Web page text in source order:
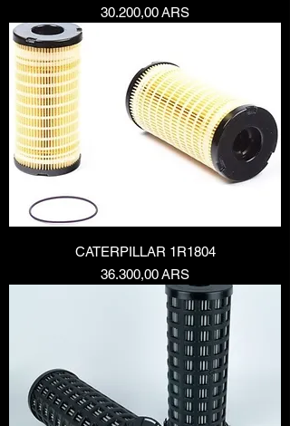
Precio
30.200,00 ARS
CATERPILLAR 1R1804
Precio
36.300,00 ARS